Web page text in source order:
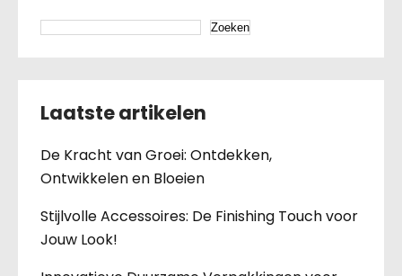
Zoeken
Laatste artikelen
De Kracht van Groei: Ontdekken,
Ontwikkelen en Bloeien
Stijlvolle Accessoires: De Finishing Touch voor
Jouw Look!